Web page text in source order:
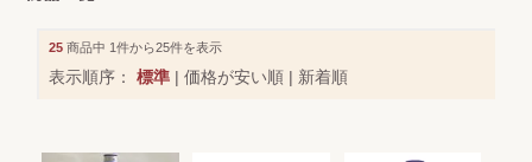
25 商品中 1件から25件を表示
表示順序：標準 |価格が安い順 | 新着順